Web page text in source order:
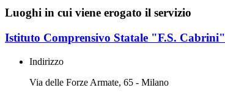
Luoghi in cui viene erogato il servizio
Istituto Comprensivo Statale "F.S. Cabrini"
Indirizzo
Via delle Forze Armate, 65 - Milano